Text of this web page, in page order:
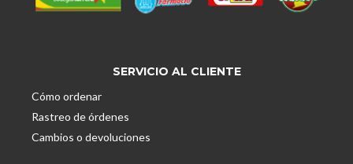
SERVICIO AL CLIENTE
Cómo ordenar
Rastreo de órdenes
Cambios o devoluciones